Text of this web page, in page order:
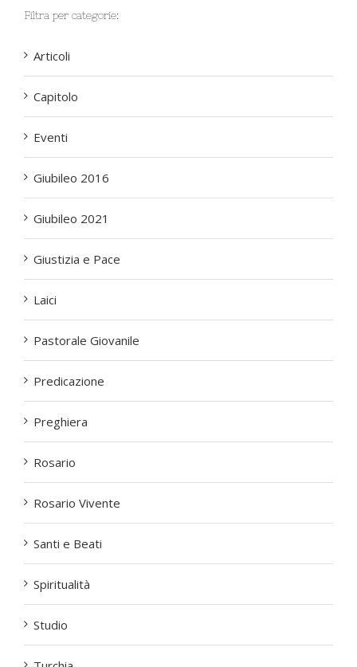
Filtra per categorie:
Articoli
Capitolo
Eventi
Giubileo 2016
Giubileo 2021
Giustizia e Pace
Laici
Pastorale Giovanile
Predicazione
Preghiera
Rosario
Rosario Vivente
Santi e Beati
Spiritualità
Studio